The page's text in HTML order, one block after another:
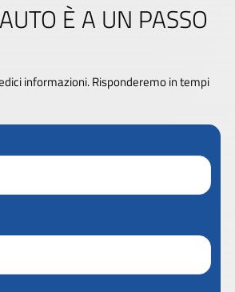
È A UN PASSO
informazioni. Risponderemo in tempi